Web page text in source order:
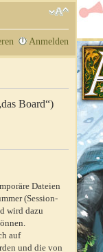
Anmelden
Board“)
Dateien
(Session-
wird dazu
auf
und die von